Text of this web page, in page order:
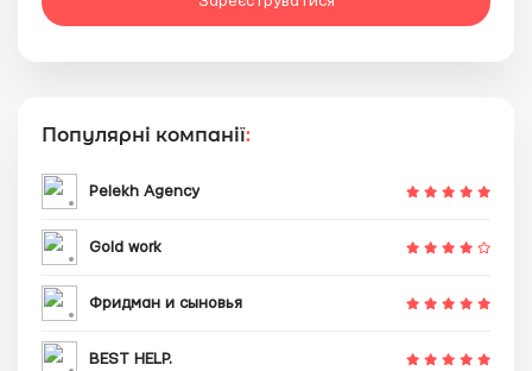
Популярні компанії:
Pelekh Agency
Gold work
Фридман и сыновья
BEST HELP.